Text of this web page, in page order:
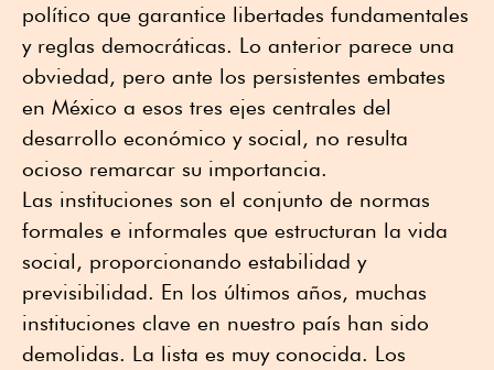
político que garantice libertades fundamentales
y reglas democráticas. Lo anterior parece una
obviedad, pero ante los persistentes embates
en México a esos tres ejes centrales del
desarrollo económico y social, no resulta
ocioso remarcar su importancia.
Las instituciones son el conjunto de normas
formales e informales que estructuran la vida
social, proporcionando estabilidad y
previsibilidad. En los últimos años, muchas
instituciones clave en nuestro país han sido
demolidas. La lista es muy conocida. Los